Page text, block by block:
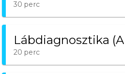
30 perc
Lábdiagnosztika
20 perc